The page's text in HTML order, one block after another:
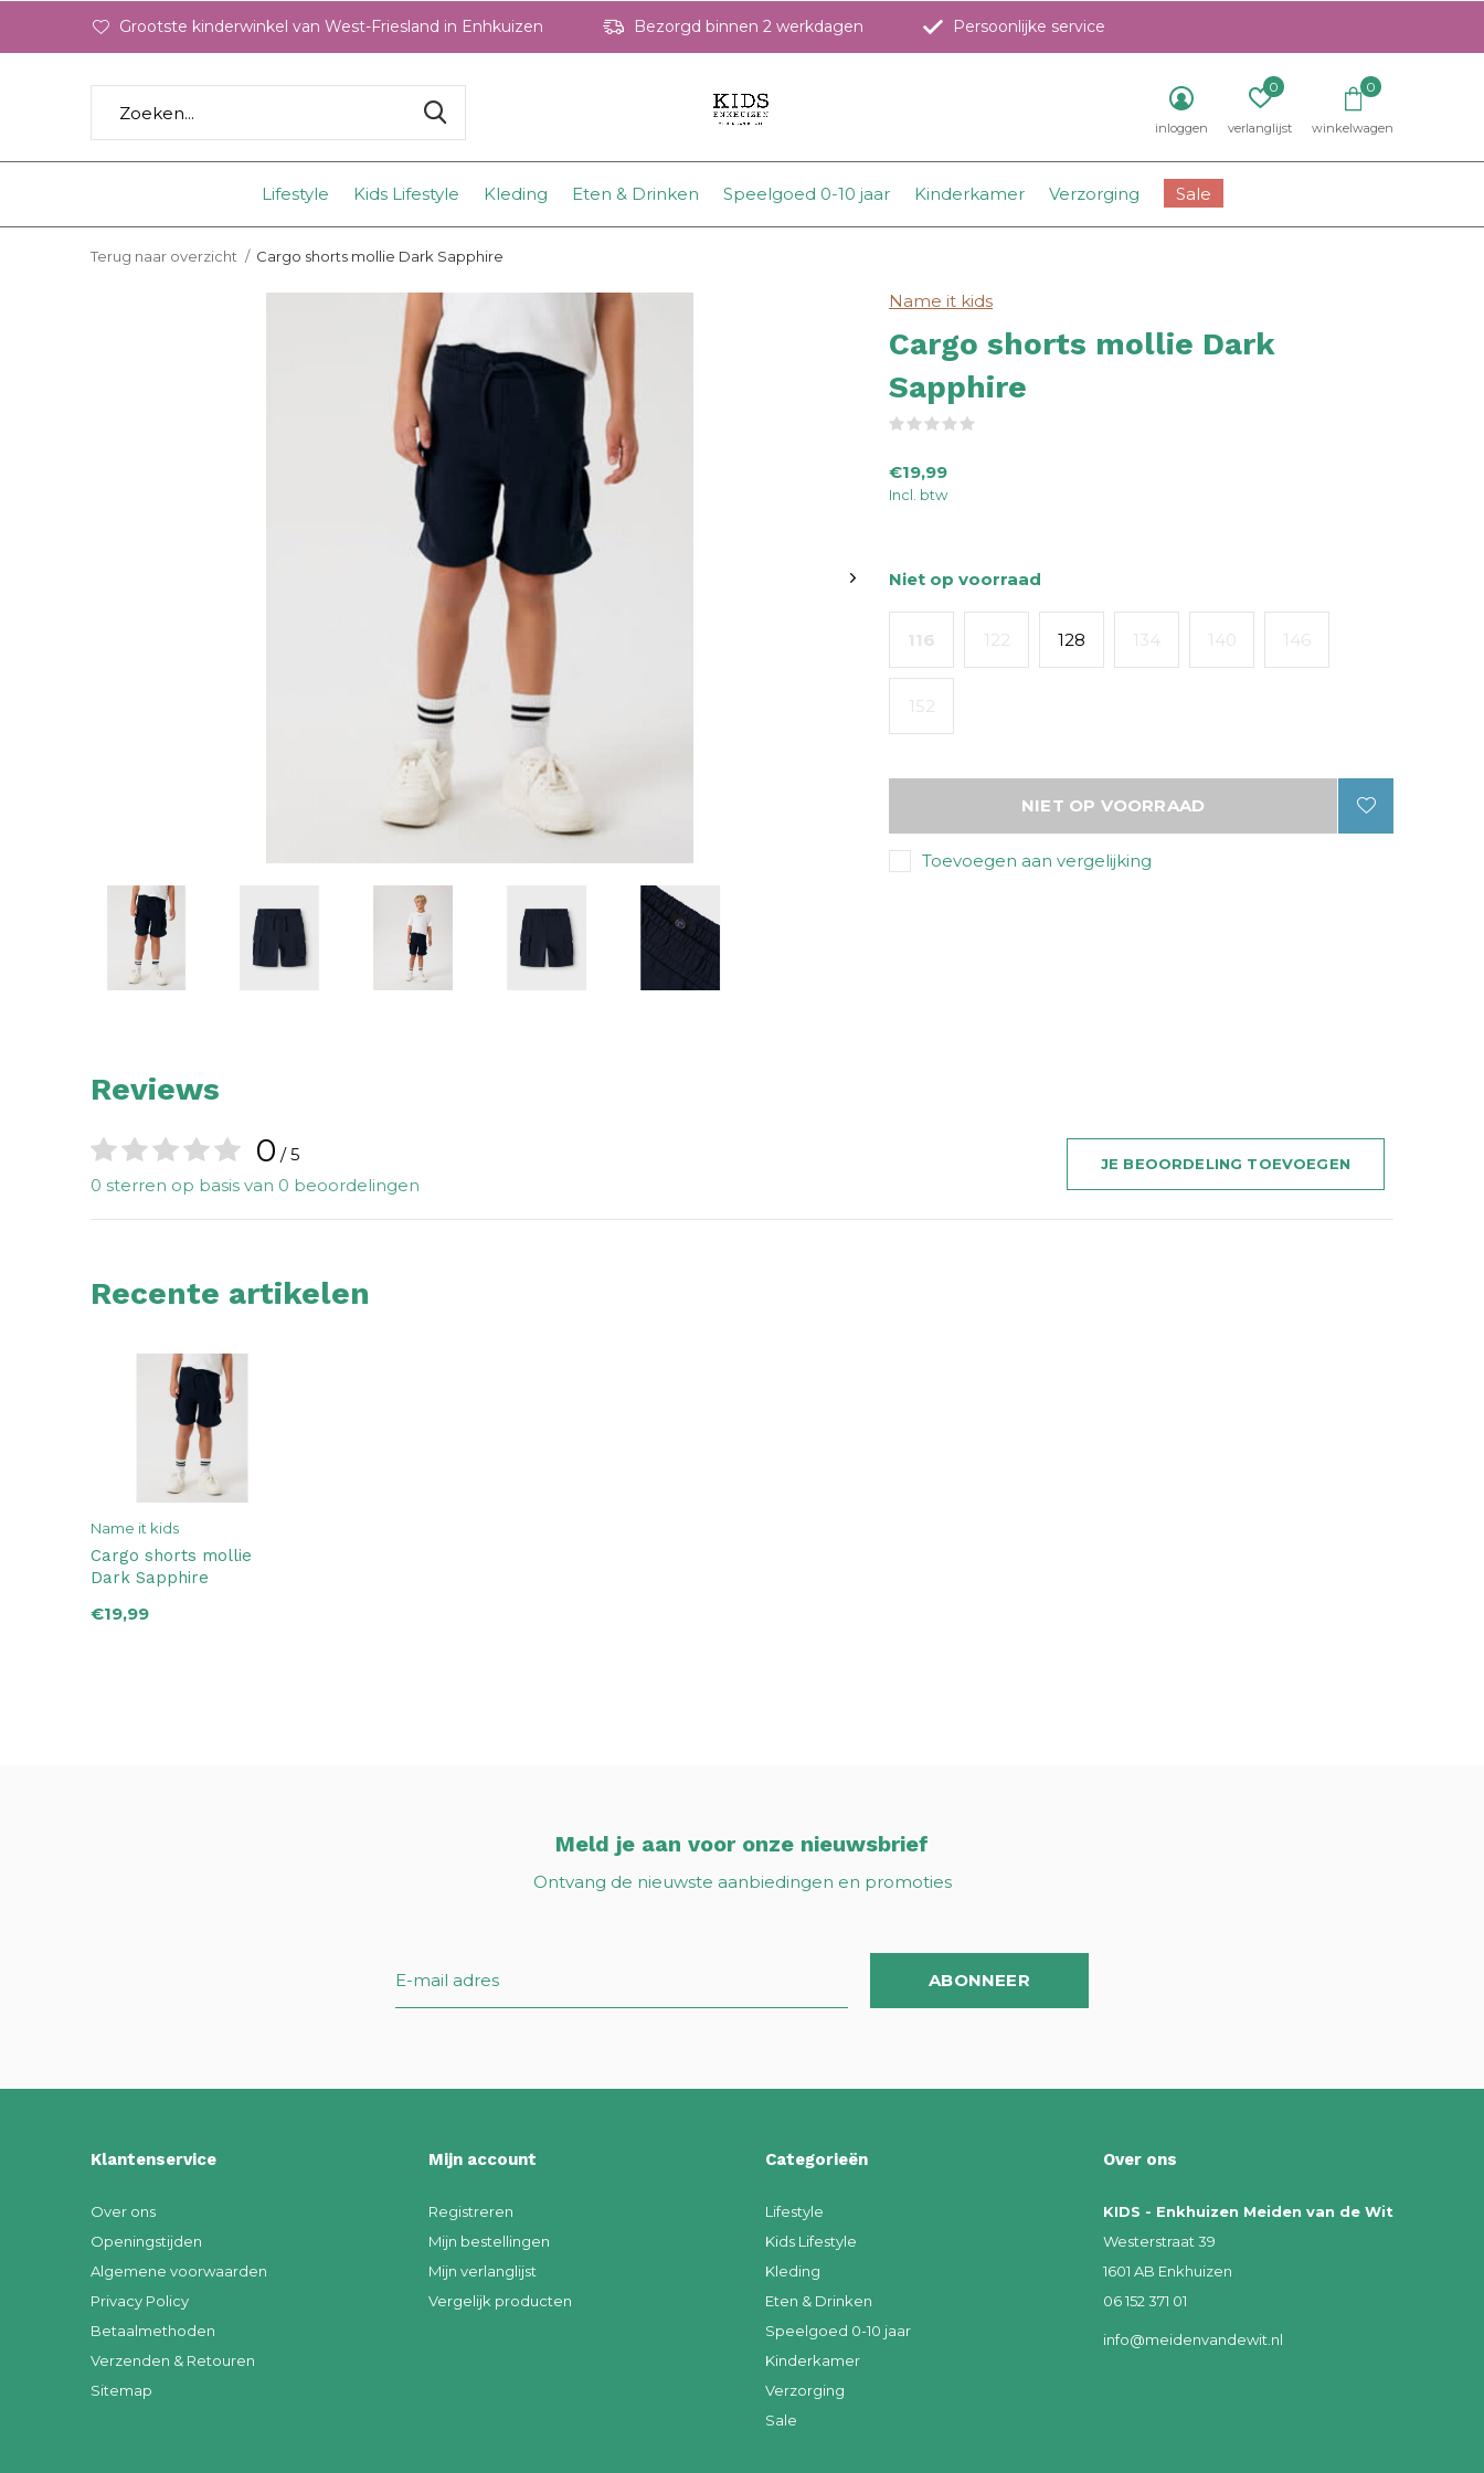
Lifestyle Kids Lifestyle Kleding Eten & Drinken Speelgoed 0-10 jaar Kinderkamer Verzorging Sale
inloggen verlanglijst
0
winkelwagen
0
Grootste kinderwinkel van West-Friesland in Enhkuizen Bezorgd binnen 2 werkdagen Persoonlijke service
Terug naar overzicht Cargo shorts mollie Dark Sapphire
Name it kids
Cargo shorts mollie Dark
Sapphire
€19,99
Incl. btw
Niet op voorraad
116 122 128 134 140 146
152
NIET OP VOORRAAD
Toevoegen aan vergelijking
Reviews
0 / 5
0 sterren op basis van 0 beoordelingen
JE BEOORDELING TOEVOEGEN
Recente artikelen
Name it kids
Cargo shorts mollie
Dark Sapphire
€19,99
Meld je aan voor onze nieuwsbrief
Ontvang de nieuwste aanbiedingen en promoties
ABONNEER
Klantenservice
Over ons
Openingstijden
Algemene voorwaarden
Privacy Policy
Betaalmethoden
Verzenden & Retouren
Sitemap
Mijn account
Registreren
Mijn bestellingen
Mijn verlanglijst
Vergelijk producten
Categorieën
Lifestyle
Kids Lifestyle
Kleding
Eten & Drinken
Speelgoed 0-10 jaar
Kinderkamer
Verzorging
Sale
Over ons
KIDS - Enkhuizen Meiden van de Wit
Westerstraat 39
1601 AB Enkhuizen
06 152 371 01
info@meidenvandewit.nl